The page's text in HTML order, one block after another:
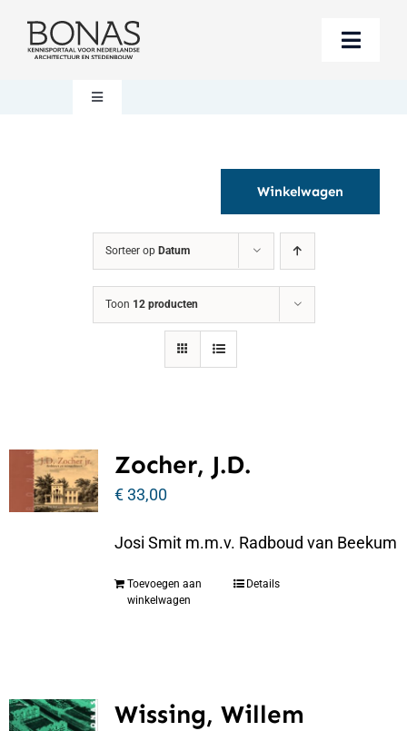
naar
Toggle
Berichten
Steun BONAS
Toggle
Winkelwagen
Sorteer op Datum
Toon 12 producten
Zocher, J.D.
€33,00
Josi Smit m.m.v. Radboud van Beekum
Toevoegen aan
winkelwagen
Details
Wissing, Willem